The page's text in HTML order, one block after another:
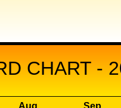
CHART -